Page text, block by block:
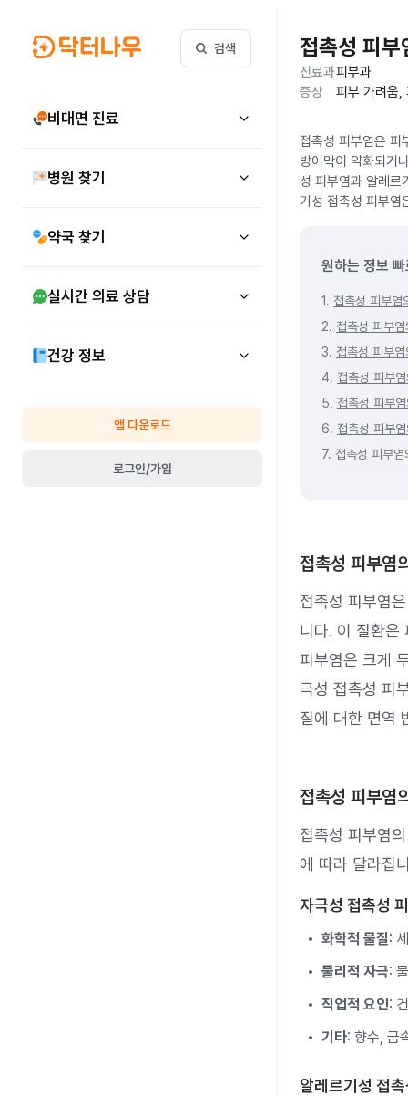
검색
비대면 진료
병원 찾기
약국 찾기
실시간 의료 상담
건강 정보
앱 다운로드
로그인/가입
접촉성 피부
진료과피부과
증상
피부 가려움,
접촉성 피부염은 피
방어막이 약화되거
성 피부염과 알레르
기성 접촉성 피부염
원하는 정보
1. 접촉성 피부염
2. 접촉성 피부
3. 접촉성 피부
4. 접촉성 피부
5. 접촉성 피부
6. 접촉성 피부
7. 접촉성 피부
접촉성 피부염
접촉성 피부염
니다. 이 질환은
피부염은 크게
극성 접촉성 피
질에 대한 면역
접촉성 피부염
접촉성 피부염
에 따라 달라집
자극성 접촉성
화학적 물질:
물리적 자극:
직업적 요인:
기타: 향수, 금
알레르기성 접